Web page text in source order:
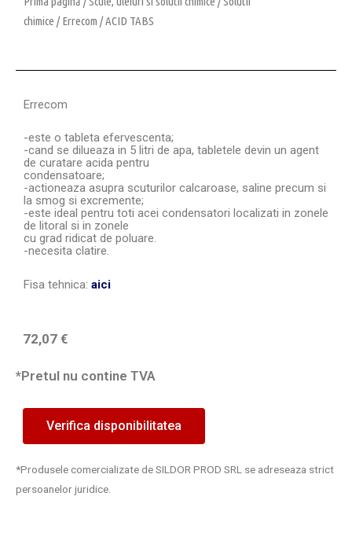
chimice /Errecom / ACID TABS
Errecom
-este o tableta efervescenta;
-cand se dilueaza in 5 litri de apa, tabletele devin un agent
de curatare acida pentru
condensatoare;
-actioneaza asupra scuturilor calcaroase, saline precum si
la smog si excremente;
-este ideal pentru toti acei condensatori localizati in zonele
de litoral si in zonele
cu grad ridicat de poluare.
-necesita clatire.
Fisa tehnica: aici
72,07 €
*Pretul nu contine TVA
Verifica disponibilitatea
*Produsele comercializate de SILDOR PROD SRL se adreseaza strict
persoanelor juridice.